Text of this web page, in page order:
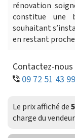
rénovation
constitue une
souhaitant
en restant
Contactez-nous
09 72 51 43 99
Le prix affiché de
charge du vendeur